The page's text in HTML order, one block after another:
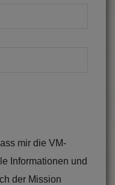
mir die VM-
Informationen und
der Mission